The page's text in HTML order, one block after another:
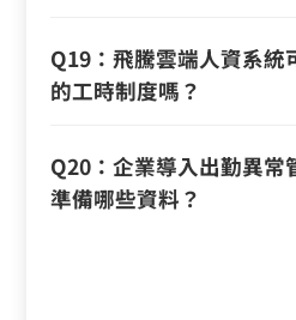
Q19：飛騰雲端人資系統
的工時制度嗎？
Q20：企業導入出勤異常
準備哪些資料？